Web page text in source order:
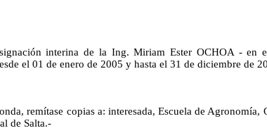
interina de la Ing. Miriam Ester OCHOA -
el 01 de enero de 2005 y hasta el 31 de diciembre de
remítase copias a: interesada, Escuela de
de Salta.-